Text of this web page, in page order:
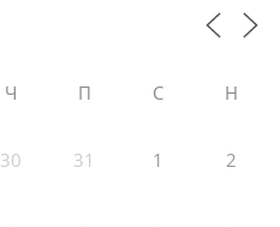
Ч П С Н
30 31 1 2